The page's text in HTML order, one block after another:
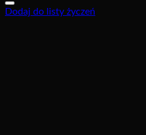
Dodaj do listy życzeń